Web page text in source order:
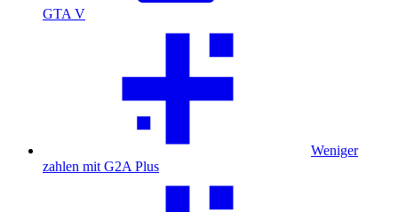
GTA V
Weniger
zahlen mit G2A Plus